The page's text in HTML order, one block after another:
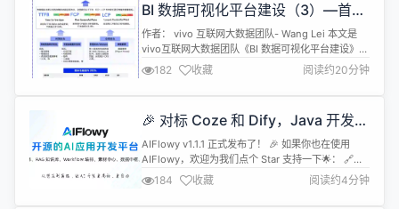
的猜测。现任临时CEO Jason Dr...
BI 数据可视化平台建设（3）—首页
性能提升实践
作者： vivo 互联网大数据团队- Wang Lei 本文是
vivo互联网大数据团队《BI 数据可视化平台建设》系
列文章第3篇。 随着越来越多代码的堆积，平台的运
行加载性能也在逐步下降，在不同程度上极大地影响
了用户体验，从而导致用户流失。本文就是从这样的
性能优化实践，给大家系统性阐述首页性能优化的核
心策略，并...
182 收藏 阅读约20分钟
🎉 对标 Coze 和 Dify，Java 开发的
AIFlowy v1.1.1 发布
AIFlowy v1.1.1 正式发布了！ 🎉 如果你也在使用
AIFlowy，欢迎为我们点个 Star 支持一下🌟： 🔗
Gitee 地址：https://gitee.com/aiflowy/aiflowy 你
的每一个 Star 都是对我们最大的鼓励，也是让更多
人看到 AIFlowy 的关键一步！ 我们的愿景始终如
184 收藏 阅读约4分钟